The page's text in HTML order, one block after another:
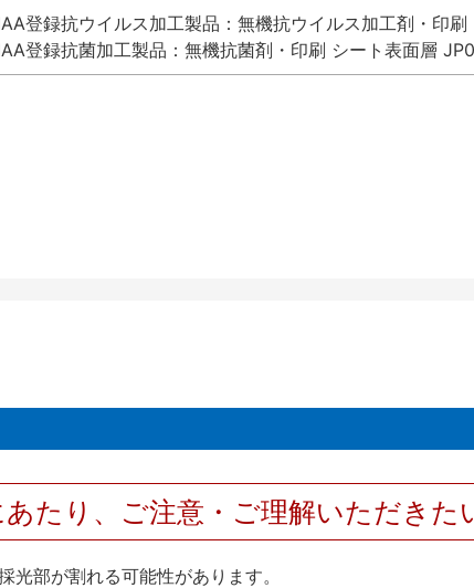
登録抗ウイルス加工製品：無機抗ウイルス加工剤・印
登録抗菌加工製品：無機抗菌剤・印刷 シート表面層
あたり、ご注意・ご理解いただきた
部が割れる可能性があります。